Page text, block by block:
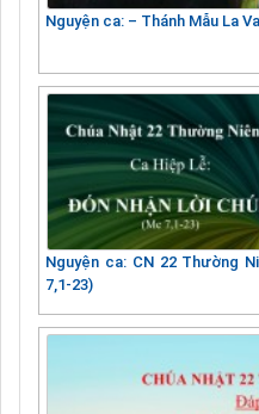
Nguyện ca: – Thánh Mẫu La
Nguyện ca: CN 22 Thường
7,1-23)